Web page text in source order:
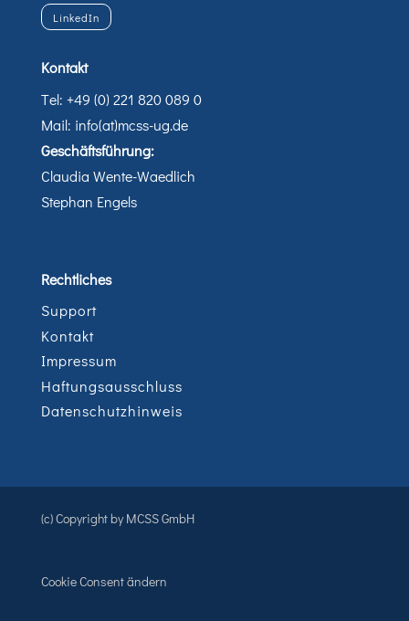
LinkedIn
Kontakt
Tel: +49 (0) 221 820 089 0
Mail: info(at)mcss-ug.de
Geschäftsführung:
Claudia Wente-Waedlich
Stephan Engels
Rechtliches
Support
Kontakt
Impressum
Haftungsausschluss
Datenschutzhinweis
(c) Copyright by MCSS GmbH
Cookie Consent ändern